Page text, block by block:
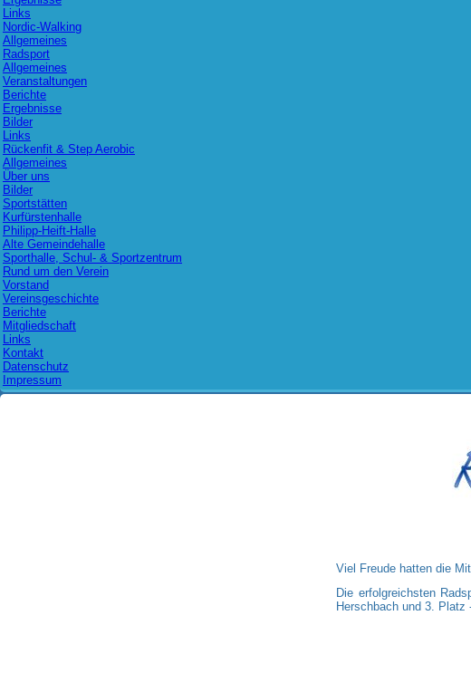
Links
Nordic-Walking
Allgemeines
Radsport
Allgemeines
Veranstaltungen
Berichte
Ergebnisse
Bilder
Links
Rückenfit & Step Aerobic
Allgemeines
Über uns
Bilder
Sportstätten
Kurfürstenhalle
Philipp-Heift-Halle
Alte Gemeindehalle
Sporthalle, Schul- & Sportzentrum
Rund um den Verein
Vorstand
Vereinsgeschichte
Berichte
Mitgliedschaft
Links
Kontakt
Datenschutz
Impressum
Viel Freude hatten die
Die erfolgreichsten
Herschbach und 3. Platz